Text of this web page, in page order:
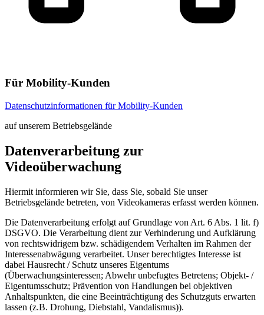
Für Mobility-Kunden
Datenschutzinformationen für Mobility-Kunden
auf unserem Betriebsgelände
Datenverarbeitung zur
Videoüberwachung
Hiermit informieren wir Sie, dass Sie, sobald Sie unser
Betriebsgelände betreten, von Videokameras erfasst werden können.
Die Datenverarbeitung erfolgt auf Grundlage von Art. 6 Abs. 1 lit. f)
DSGVO. Die Verarbeitung dient zur Verhinderung und Aufklärung
von rechtswidrigem bzw. schädigendem Verhalten im Rahmen der
Interessenabwägung verarbeitet. Unser berechtigtes Interesse ist
dabei Hausrecht / Schutz unseres Eigentums
(Überwachungsinteressen; Abwehr unbefugtes Betretens; Objekt- /
Eigentumsschutz; Prävention von Handlungen bei objektiven
Anhaltspunkten, die eine Beeinträchtigung des Schutzguts erwarten
lassen (z.B. Drohung, Diebstahl, Vandalismus)).